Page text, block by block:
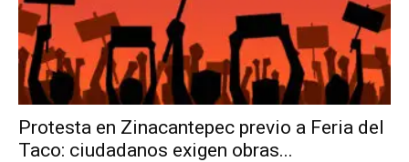
Protesta en Zinacantepec previo a Feria del
Taco: ciudadanos exigen obras...